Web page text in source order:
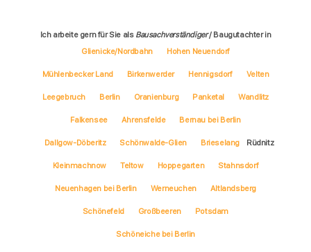
Ich arbeite gern für Sie als Bausachverständiger/ Baugutachter in
Glienicke/Nordbahn
Hohen Neuendorf
Mühlenbecker Land Birkenwerder Hennigsdorf Velten
Leegebruch Berlin Oranienburg Panketal Wandlitz
Falkensee Ahrensfelde Bernau bei Berlin
Dallgow-Döberitz Schönwalde-Glien Brieselang Rüdnitz
Kleinmachnow Teltow Hoppegarten Stahnsdorf
Neuenhagen bei Berlin Werneuchen Altlandsberg
Schönefeld Großbeeren Potsdam
Schöneiche bei Berlin